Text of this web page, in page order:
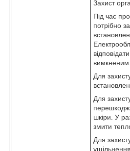
Захист
Під час
потрібно
Для
Для
шкіри. У
змити
Для